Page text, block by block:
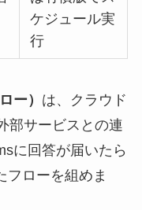
ケジュール実
行
ー） は、クラウド
部サービスとの連
に回答が届いたら
フローを組めま